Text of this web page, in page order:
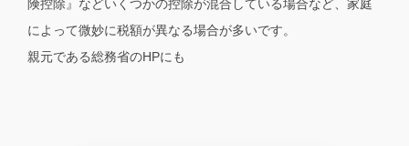
険控除』などいくつかの控除が混合している場合など、家庭
によって微妙に税額が異なる場合が多いです。
親元である総務省のHPにも